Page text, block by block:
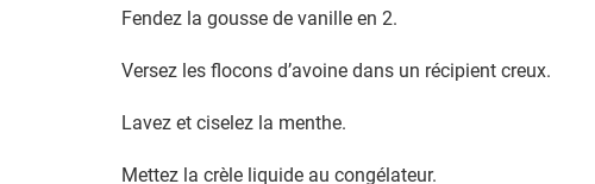
Fendez la gousse de vanille en 2.
Versez les flocons d’avoine dans un récipient creux.
Lavez et ciselez la menthe.
Mettez la crèle liquide au congélateur.